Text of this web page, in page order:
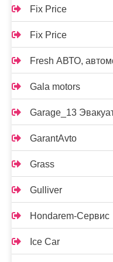
Fix Price
Fix Price
Fresh АВТО,
Gala motors
Garage_13
GarantAvto
Grass
Gulliver
Hondarem-Сервис
Ice Car